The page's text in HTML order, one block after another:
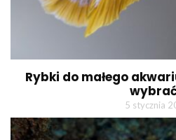
Rybki do małego
5 stycznia